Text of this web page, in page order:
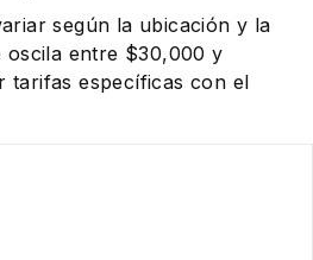
según la ubicación y la
oscila entre $30,000 y
tarifas específicas con el